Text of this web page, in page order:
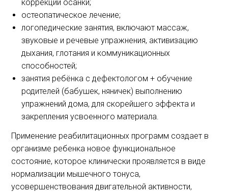
коррекции осанки;
остеопатическое лечение;
логопедические занятия, включают массаж,
звуковые и речевые упражнения, активизацию
дыхания, глотания и коммуникационных
способностей;
занятия ребёнка с дефектологом + обучение
родителей (бабушек, няничек) выполнению
упражнений дома, для скорейшего эффекта и
закрепления усвоенного материала.
Применение реабилитационных программ создает в
организме ребенка новое функциональное
состояние, которое клинически проявляется в виде
нормализации мышечного тонуса,
усовершенствования двигательной активности,